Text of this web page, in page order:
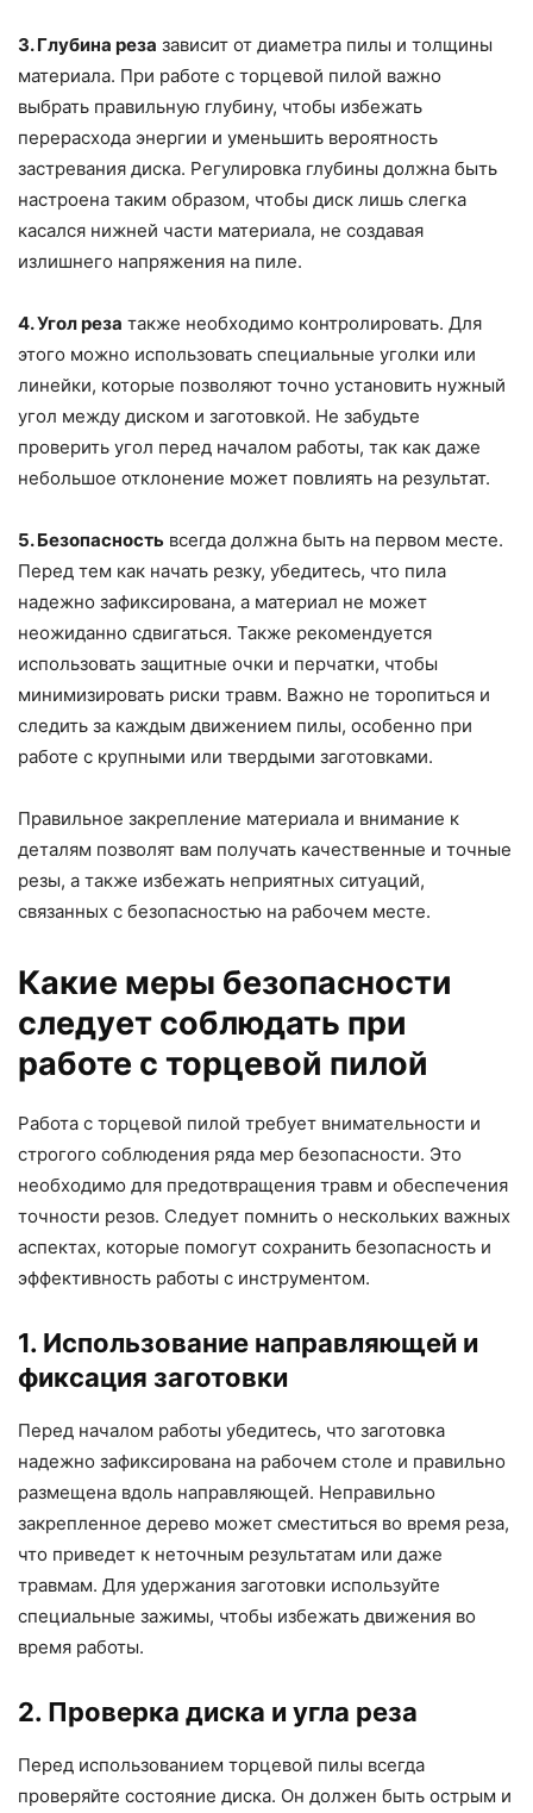
3. Глубина реза зависит от диаметра пилы и толщины
материала. При работе с торцевой пилой важно
выбрать правильную глубину, чтобы избежать
перерасхода энергии и уменьшить вероятность
застревания диска. Регулировка глубины должна быть
настроена таким образом, чтобы диск лишь слегка
касался нижней части материала, не создавая
излишнего напряжения на пиле.
4. Угол реза также необходимо контролировать. Для
этого можно использовать специальные уголки или
линейки, которые позволяют точно установить нужный
угол между диском и заготовкой. Не забудьте
проверить угол перед началом работы, так как даже
небольшое отклонение может повлиять на результат.
5. Безопасность всегда должна быть на первом месте.
Перед тем как начать резку, убедитесь, что пила
надежно зафиксирована, а материал не может
неожиданно сдвигаться. Также рекомендуется
использовать защитные очки и перчатки, чтобы
минимизировать риски травм. Важно не торопиться и
следить за каждым движением пилы, особенно при
работе с крупными или твердыми заготовками.
Правильное закрепление материала и внимание к
деталям позволят вам получать качественные и точные
резы, а также избежать неприятных ситуаций,
связанных с безопасностью на рабочем месте.
Какие меры безопасности
следует соблюдать при
работе с торцевой пилой
Работа с торцевой пилой требует внимательности и
строгого соблюдения ряда мер безопасности. Это
необходимо для предотвращения травм и обеспечения
точности резов. Следует помнить о нескольких важных
аспектах, которые помогут сохранить безопасность и
эффективность работы с инструментом.
1. Использование направляющей и
фиксация заготовки
Перед началом работы убедитесь, что заготовка
надежно зафиксирована на рабочем столе и правильно
размещена вдоль направляющей. Неправильно
закрепленное дерево может сместиться во время реза,
что приведет к неточным результатам или даже
травмам. Для удержания заготовки используйте
специальные зажимы, чтобы избежать движения во
время работы.
2. Проверка диска и угла реза
Перед использованием торцевой пилы всегда
проверяйте состояние диска. Он должен быть острым и